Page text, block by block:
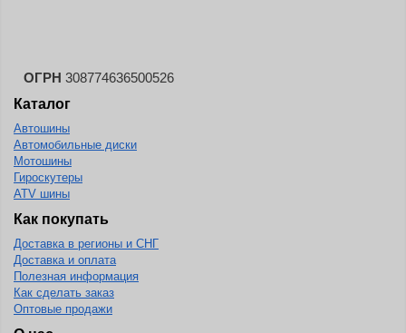
ОГРН 308774636500526
Каталог
Автошины
Автомобильные диски
Мотошины
Гироскутеры
ATV шины
Как покупать
Доставка в регионы и СНГ
Доставка и оплата
Полезная информация
Как сделать заказ
Оптовые продажи